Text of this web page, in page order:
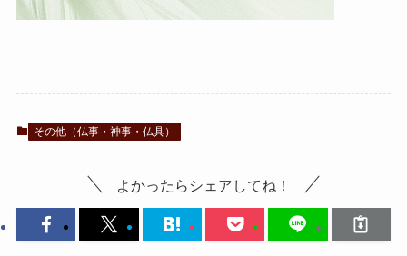
その他（仏事・神事・仏具）
よかったらシェアしてね！